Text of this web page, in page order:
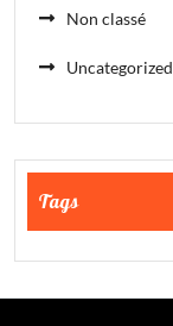
Non classé
Uncategorized
Tags